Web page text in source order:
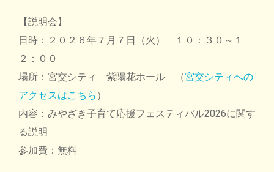
【説明会】
日時：２０２６年７月７日（火） １０：３０～１
２：００
場所：宮交シティ 紫陽花ホール （宮交シティへの
アクセスはこちら ）
内容：みやざき子育て応援フェスティバル2026に関す
る説明
参加費：無料